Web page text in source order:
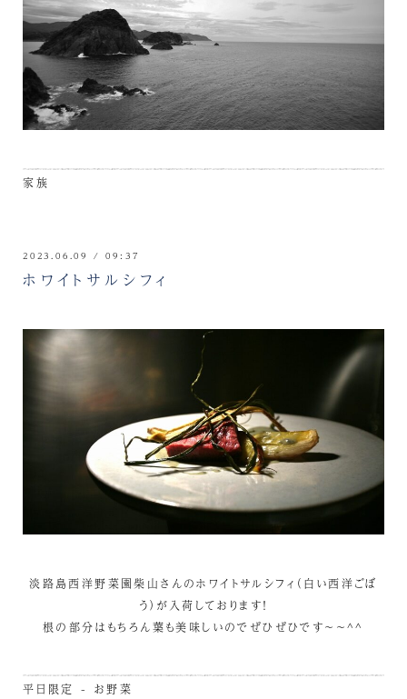
家族
2023.06.09 / 09:37
ホワイトサルシフィ
淡路島西洋野菜園柴山さんのホワイトサルシフィ（白い西洋ごぼ
う）が入荷しております！
根の部分はもちろん葉も美味しいのでぜひぜひです～～^^
平日限定 - お野菜